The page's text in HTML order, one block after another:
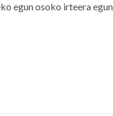
egun osoko irteera